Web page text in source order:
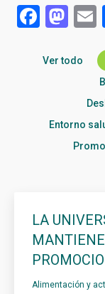
Ver todo
Entorno
LA
Alimentación y